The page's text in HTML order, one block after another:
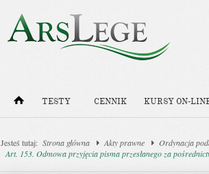
TESTY CENNIK KURSY ON-
Jesteś tutaj: Strona główna Akty prawne Ordynacja
Art. 153. Odmowa przyjęcia pisma przesłanego za